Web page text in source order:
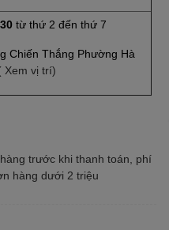
từ thứ 2 đến thứ 7
Chiến Thắng Phường Hà
Xem vị trí)
trước khi thanh toán, phí
hàng dưới 2 triệu